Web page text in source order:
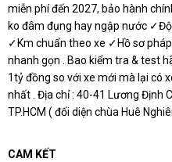
miễn phí đến 2027, bảo hành
ko đâm đụng hay ngập nước
✓Km chuẩn theo xe ✓Hồ sơ
nhanh gọn . Bao kiểm tra & test
1tỷ đồng so với xe mới mà lại có
nhất . Địa chỉ : 40-41 Lương Định
TP.HCM ( đối diện chùa Huê
CAM KẾT